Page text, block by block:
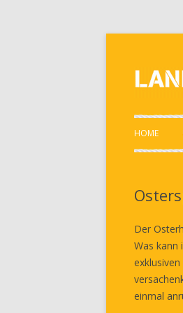
HOME
Der
Was kann
einmal